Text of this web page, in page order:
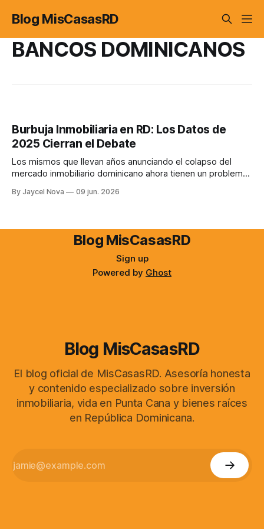
Blog MisCasasRD
BANCOS DOMINICANOS
Burbuja Inmobiliaria en RD: Los Datos de
2025 Cierran el Debate
Los mismos que llevan años anunciando el colapso del
mercado inmobiliario dominicano ahora tienen un problema:
By Jaycel Nova 09 jun. 2026
Blog MisCasasRD
Sign up
Powered by Ghost
Blog MisCasasRD
El blog oficial de MisCasasRD. Asesoría honesta
y contenido especializado sobre inversión
inmobiliaria, vida en Punta Cana y bienes raíces
en República Dominicana.